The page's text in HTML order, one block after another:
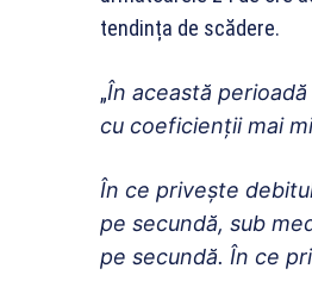
tendința de scădere.
„În această
cu coeficienții mai
În ce privește
pe secundă, sub
pe secundă. În ce